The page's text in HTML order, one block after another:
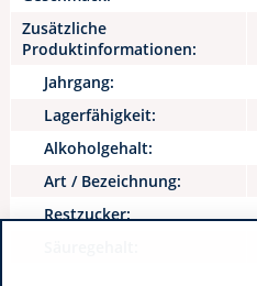
Zusätzliche
Produktinformationen:
Jahrgang:
Lagerfähigkeit:
Alkoholgehalt:
Art / Bezeichnung:
Restzucker: